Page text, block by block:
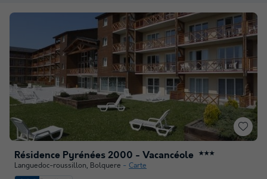
Résidence Pyrénées 2000 - Vacancéole ★★★
Languedoc-roussillon, Bolquere Carte